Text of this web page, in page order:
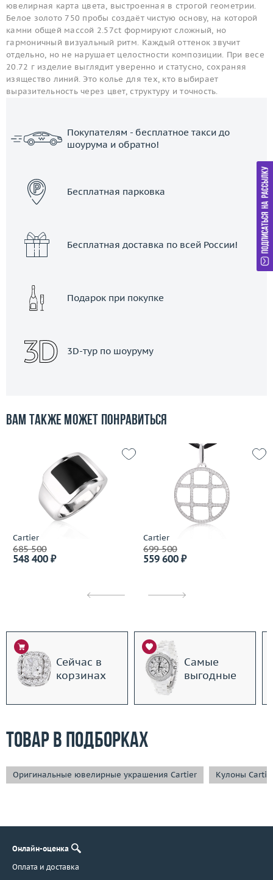
ювелирная карта цвета, выстроенная в строгой геометрии.
Белое золото 750 пробы создаёт чистую основу, на которой
камни общей массой 2.57ct формируют сложный, но
гармоничный визуальный ритм. Каждый оттенок звучит
отдельно, но не нарушает целостности композиции. При весе
20.72 г изделие выглядит уверенно и статусно, сохраняя
изящество линий. Это колье для тех, кто выбирает
выразительность через цвет, структуру и точность.
Покупателям - бесплатное такси до
шоурума и обратно!
Бесплатная парковка
Бесплатная доставка по всей России!
Подарок при покупке
3D-тур по шоуруму
Вам также может понравиться
Cartier
685 500
548 400 ₽
Cartier
699 500
559 600 ₽
Сейчас в
корзинах
Самые
выгодные
Товар в подборках
Оригинальные ювелирные украшения Cartier Кулоны
Онлайн-оценка
Оплата и доставка